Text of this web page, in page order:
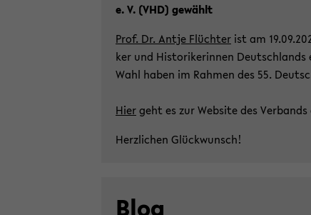
e. V. (VHD) ge­wählt
Prof. Dr. Antje Flüch­ter ist am
ker und His­to­ri­ke­rin­nen Deutsch­lands
Wahl haben im Rah­men des 55.
Hiergeht es zur Web­site des
Herz­li­chen Glück­wunsch!
Blog